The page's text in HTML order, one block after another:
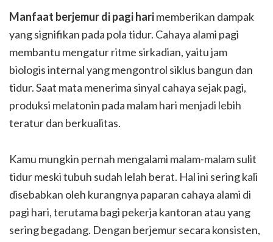
Manfaat berjemur di pagi harimemberikan dampak
yang signifikan pada pola tidur. Cahaya alami pagi
membantu mengatur ritme sirkadian, yaitu jam
biologis internal yang mengontrol siklus bangun dan
tidur. Saat mata menerima sinyal cahaya sejak pagi,
produksi melatonin pada malam hari menjadi lebih
teratur dan berkualitas.
Kamu mungkin pernah mengalami malam-malam sulit
tidur meski tubuh sudah lelah berat. Hal ini sering kali
disebabkan oleh kurangnya paparan cahaya alami di
pagi hari, terutama bagi pekerja kantoran atau yang
sering begadang. Dengan berjemur secara konsisten,